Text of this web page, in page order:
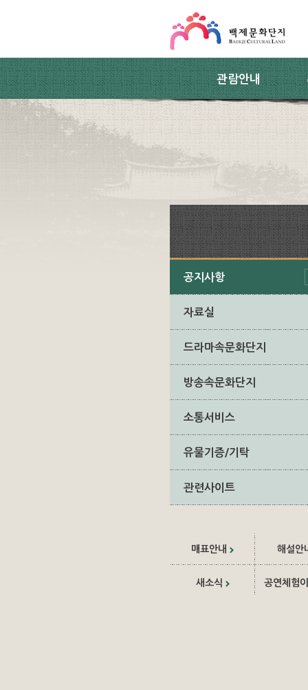
관람안내
공지사항
자료실
드라마속문화단지
방송속문화단지
소통서비스
유물기증/기탁
관련사이트
매표안내 해설안
새소식 공연체험